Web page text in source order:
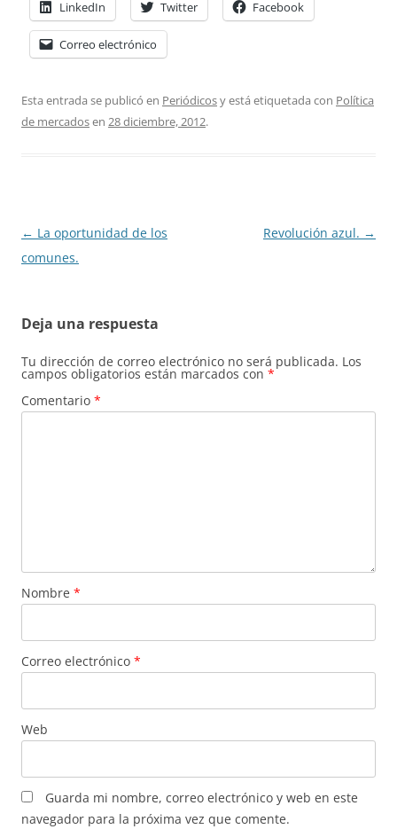
LinkedIn Twitter Facebook
Correo electrónico
Esta entrada se publicó en Periódicosy está etiquetada con Política
de mercadosen 28 diciembre, 2012.
Navegación
de
← La oportunidad de los
comunes.
Revolución azul. →
Deja una respuesta
Tu dirección de correo electrónico no será publicada. Los
campos obligatorios están marcados con *
Comentario *
Nombre *
Correo electrónico *
Web
Guarda mi nombre, correo electrónico y web en este
navegador para la próxima vez que comente.